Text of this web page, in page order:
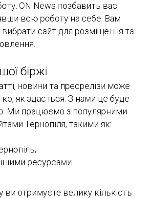
ON News позбавить вас
всю роботу на себе. Вам
сайт для розміщення та
біржі
новини та пресрелізи може
як здається. З нами це буде
Ми працюємо з популярними
Тернопіля, такими як:
ресурсами.
отримуєте велику кількість